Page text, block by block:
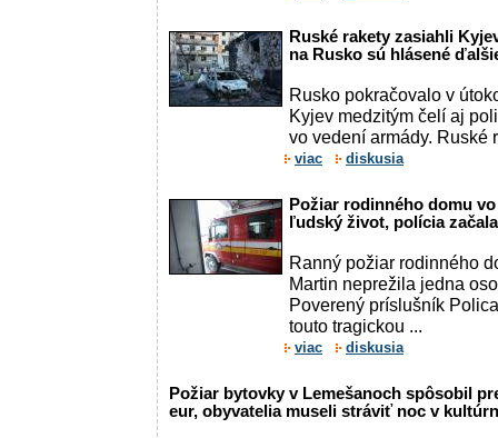
Ruské rakety zasiahli
na Rusko sú hlásené
Rusko pokračovalo v
Kyjev medzitým čelí aj
vo vedení armády. Ruské
viac diskusia
Požiar rodinného domu
ľudský život, polícia
Ranný požiar rodinného
Martin neprežila jedna
Poverený príslušník
touto tragickou ...
viac diskusia
Požiar bytovky v Lemešanoch spôsobil
eur, obyvatelia museli stráviť noc v